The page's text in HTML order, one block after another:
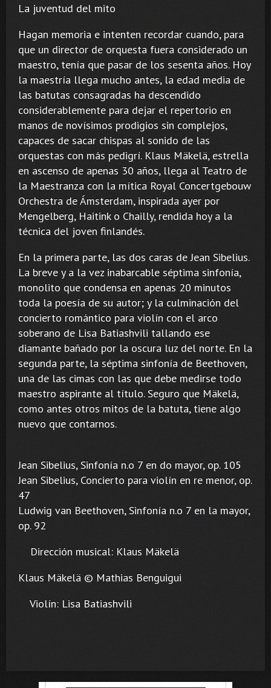
La juventud del mito
Hagan memoria e intenten recordar cuando, para
que un director de orquesta fuera considerado un
maestro, tenía que pasar de los sesenta años. Hoy
la maestría llega mucho antes, la edad media de
las batutas consagradas ha descendido
considerablemente para dejar el repertorio en
manos de novísimos prodigios sin complejos,
capaces de sacar chispas al sonido de las
orquestas con más pedigrí. Klaus Mäkelä, estrella
en ascenso de apenas 30 años, llega al Teatro de
la Maestranza con la mítica Royal Concertgebouw
Orchestra de Ámsterdam, inspirada ayer por
Mengelberg, Haitink o Chailly, rendida hoy a la
técnica del joven finlandés.
En la primera parte, las dos caras de Jean Sibelius.
La breve y a la vez inabarcable séptima sinfonía,
monolito que condensa en apenas 20 minutos
toda la poesía de su autor; y la culminación del
concierto romántico para violín con el arco
soberano de Lisa Batiashvili tallando ese
diamante bañado por la oscura luz del norte. En la
segunda parte, la séptima sinfonía de Beethoven,
una de las cimas con las que debe medirse todo
maestro aspirante al título. Seguro que Mäkelä,
como antes otros mitos de la batuta, tiene algo
nuevo que contarnos.
Jean Sibelius, Sinfonía n.o 7 en do mayor, op. 105
Jean Sibelius, Concierto para violín en re menor, op.
47
Ludwig van Beethoven, Sinfonía n.o 7 en la mayor,
op. 92
Dirección musical: Klaus Mäkelä
Klaus Mäkelä © Mathias Benguigui
Violín: Lisa Batiashvili